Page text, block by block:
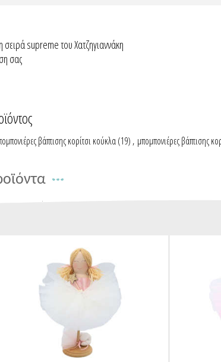
supreme του Χατζηγιαννάκη
σας
βάπτισης κορίτσι κούκλα (19) , μπομπονιέρες βάπτισης